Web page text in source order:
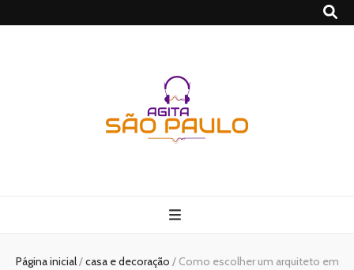
Agito
Página inicial/casa e decoração / Como escolher um arquiteto em